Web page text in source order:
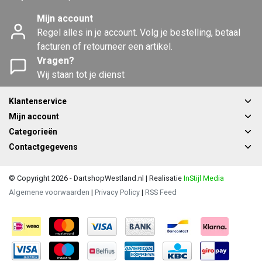
Mijn account
Regel alles in je account. Volg je bestelling, betaal
facturen of retourneer een artikel.
Vragen?
Wij staan tot je dienst
Klantenservice
Mijn account
Categorieën
Contactgegevens
© Copyright 2026 - DartshopWestland.nl | Realisatie InStijl Media
Algemene voorwaarden | Privacy Policy | RSS Feed